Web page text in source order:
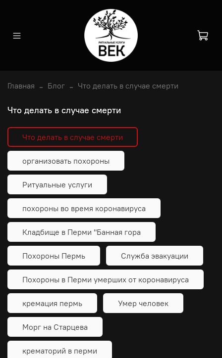
Главная Блог Что делать в случае смерти
Что делать в случае смерти
Что делать в случае смерти
организовать похороны
Ритуальные услуги
похороны во время коронавируса
Кладбище в Перми "Банная гора
Похороны Пермь Служба эвакуации
Похороны в Перми умерших от коронавируса
кремация пермь Умер человек
Морг на Старцева
крематорий в перми